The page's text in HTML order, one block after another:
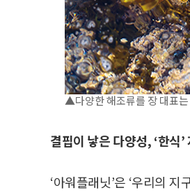
▲다양한 해조류를 장 대표
결핍이 낳은 다양성, ‘한식
‘아워플래닛’은 ‘우리의